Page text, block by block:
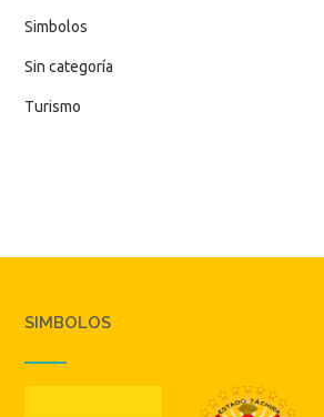
Simbolos
Sin categoría
Turismo
SIMBOLOS